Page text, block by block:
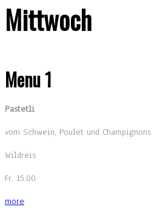
Mittwoch
Menu 1
Pastetli
vom Schwein, Poulet und Champignons
Wildreis
Fr. 15.00
more